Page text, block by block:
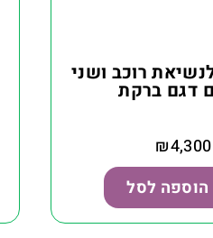
רוכב ושני
דגם ברקת
₪4,300
הוספה לסל